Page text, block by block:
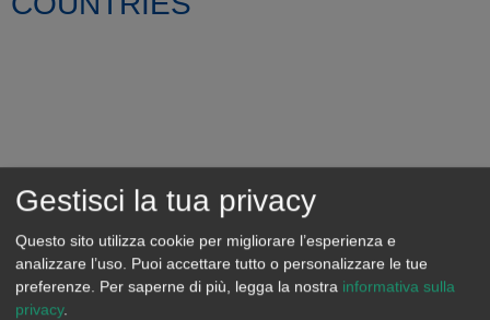
Gestisci la tua privacy
Questo sito utilizza cookie per migliorare l’esperienza e
analizzare l’uso. Puoi accettare tutto o personalizzare le tue
preferenze. Per saperne di più, legga la nostra informativa sulla
privacy.